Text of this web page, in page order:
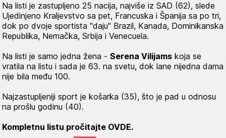
Na listi je zastupljeno 25 nacija, najviše iz SAD (62), slede
Ujedinjeno Kraljevstvo sa pet, Francuska i Španija sa po tri,
dok po dvoje sportista "daju" Brazil, Kanada, Dominikanska
Republika, Nemačka, Srbija i Venecuela.
Na listi je samo jedna žena - Serena Vilijams koja se
vratila na listu i sada je 63. na svetu, dok lane nijedna dama
nije bila među 100.
Najzastupljeniji sport je košarka (35), što je pad u odnosu
na prošlu godinu (40).
Kompletnu listu pročitajte OVDE.